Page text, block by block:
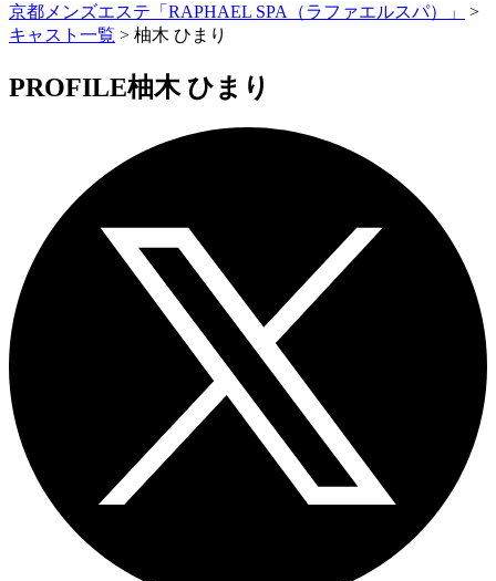
京都メンズエステ「RAPHAEL SPA（ラファエルスパ）」
>
キャスト一覧 > 柚木 ひまり
PROFILE柚木 ひまり